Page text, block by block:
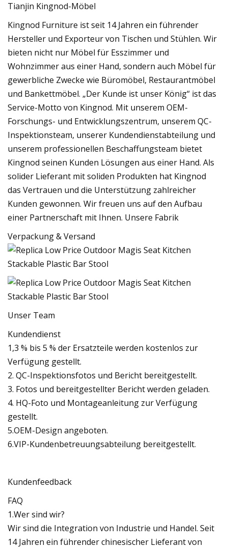
Tianjin Kingnod-Möbel
Kingnod Furniture ist seit 14 Jahren ein führender
Hersteller und Exporteur von Tischen und Stühlen. Wir
bieten nicht nur Möbel für Esszimmer und
Wohnzimmer aus einer Hand, sondern auch Möbel für
gewerbliche Zwecke wie Büromöbel, Restaurantmöbel
und Bankettmöbel. „Der Kunde ist unser König“ ist das
Service-Motto von Kingnod. Mit unserem OEM-
Forschungs- und Entwicklungszentrum, unserem QC-
Inspektionsteam, unserer Kundendienstabteilung und
unserem professionellen Beschaffungsteam bietet
Kingnod seinen Kunden Lösungen aus einer Hand. Als
solider Lieferant mit soliden Produkten hat Kingnod
das Vertrauen und die Unterstützung zahlreicher
Kunden gewonnen. Wir freuen uns auf den Aufbau
einer Partnerschaft mit Ihnen. Unsere Fabrik
Verpackung & Versand
Unser Team
Kundendienst
1,3 % bis 5 % der Ersatzteile werden kostenlos zur
Verfügung gestellt.
2. QC-Inspektionsfotos und Bericht bereitgestellt.
3. Fotos und bereitgestellter Bericht werden geladen.
4. HQ-Foto und Montageanleitung zur Verfügung
gestellt.
5.OEM-Design angeboten.
6.VIP-Kundenbetreuungsabteilung bereitgestellt.
Kundenfeedback
FAQ
1.Wer sind wir?
Wir sind die Integration von Industrie und Handel. Seit
14 Jahren ein führender chinesischer Lieferant von